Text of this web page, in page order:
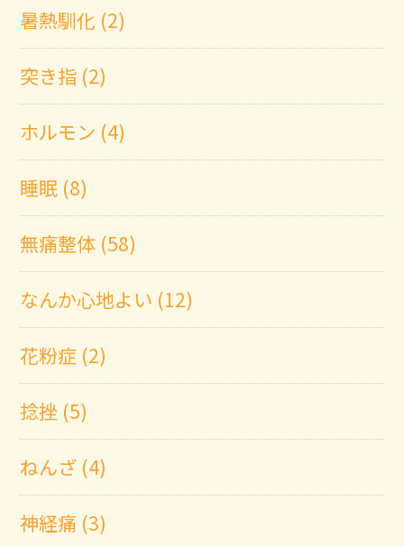
暑熱馴化 (2)
突き指 (2)
ホルモン (4)
睡眠 (8)
無痛整体 (58)
なんか心地よい (12)
花粉症 (2)
捻挫 (5)
ねんざ (4)
神経痛 (3)